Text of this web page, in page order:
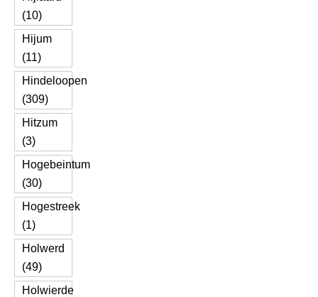
(10)
Hijum
(11)
Hindeloopen
(309)
Hitzum
(3)
Hogebeintum
(30)
Hogestreek
(1)
Holwerd
(49)
Holwierde